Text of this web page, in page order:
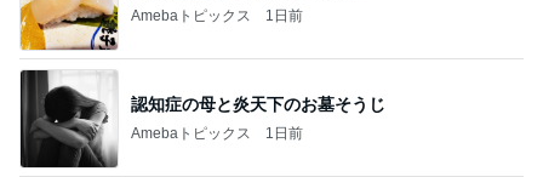
Amebaトピックス 1日前
認知症の母と炎天下のお墓そうじ
Amebaトピックス 1日前